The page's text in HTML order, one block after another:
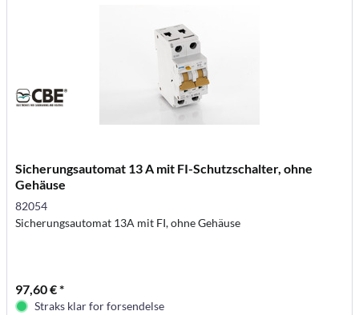
Sicherungsautomat 13 A mit FI-Schutzschalter, ohne
Gehäuse
82054
Sicherungsautomat 13A mit FI, ohne Gehäuse
97,60 € *
Straks klar for forsendelse